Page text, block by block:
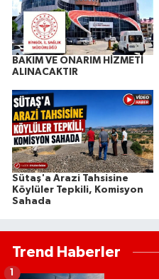
BAKIM VE ONARIM HİZMETİ
ALINACAKTIR
Sütaş'a Arazi Tahsisine
Köylüler Tepkili, Komisyon
Sahada
Trend Haberler